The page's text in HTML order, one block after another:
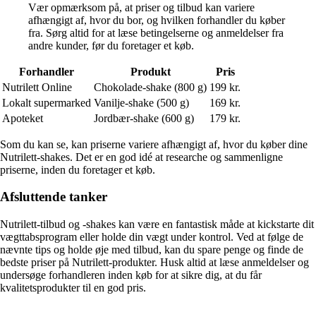
Vær opmærksom på, at priser og tilbud kan variere
afhængigt af, hvor du bor, og hvilken forhandler du køber
fra. Sørg altid for at læse betingelserne og anmeldelser fra
andre kunder, før du foretager et køb.
Forhandler Produkt
Pris
Nutrilett Online
Chokolade-shake (800 g) 199 kr.
Lokalt supermarked Vanilje-shake (500 g)
169 kr.
Apoteket
Jordbær-shake (600 g) 179 kr.
Som du kan se, kan priserne variere afhængigt af, hvor du køber dine
Nutrilett-shakes. Det er en god idé at researche og sammenligne
priserne, inden du foretager et køb.
Afsluttende tanker
Nutrilett-tilbud og -shakes kan være en fantastisk måde at kickstarte dit
vægttabsprogram eller holde din vægt under kontrol. Ved at følge de
nævnte tips og holde øje med tilbud, kan du spare penge og finde de
bedste priser på Nutrilett-produkter. Husk altid at læse anmeldelser og
undersøge forhandleren inden køb for at sikre dig, at du får
kvalitetsprodukter til en god pris.